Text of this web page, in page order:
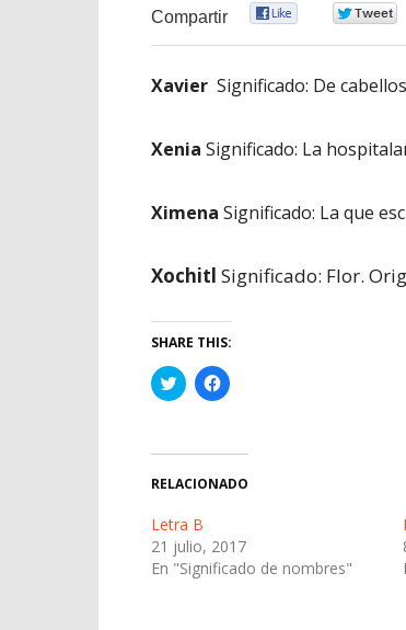
Compartir
Xavier Significado: De
Xenia Significado: La
Ximena Significado: La que
Xochitl Significado: Flor.
SHARE THIS:
Haz
clic
Twitter
abre
en
ventana
nueva)
Haz
clic
Facebook
abre
en
nueva)
RELACIONADO
Letra B
21 julio, 2017
En "Significado de nombres"